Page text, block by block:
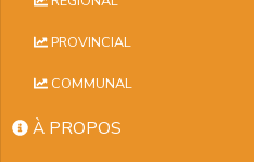
PROVINCIAL
COMMUNAL
À PROPOS